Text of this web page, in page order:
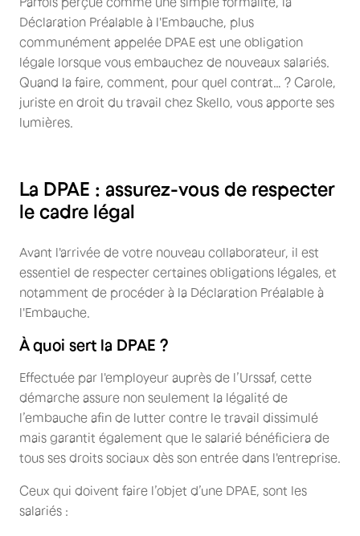
Déclaration Préalable à l'Embauche, plus
communément appelée DPAE est une obligation
légale lorsque vous embauchez de nouveaux salariés.
Quand la faire, comment, pour quel contrat… ? Carole,
juriste en droit du travail chez Skello, vous apporte ses
lumières.
La DPAE : assurez-vous de respecter
le cadre légal
Avant l'arrivée de votre nouveau collaborateur, il est
essentiel de respecter certaines obligations légales, et
notamment de procéder à la Déclaration Préalable à
l'Embauche.
À quoi sert la DPAE ?
Effectuée par l'employeur auprès de l’Urssaf, cette
démarche assure non seulement la légalité de
l’embauche afin de lutter contre le travail dissimulé
mais garantit également que le salarié bénéficiera de
tous ses droits sociaux dès son entrée dans l'entreprise.
Ceux qui doivent faire l’objet d’une DPAE, sont les
salariés :